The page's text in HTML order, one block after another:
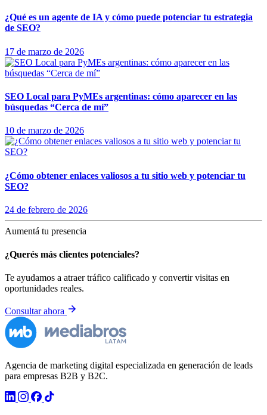
¿Qué es un agente de IA y cómo puede potenciar tu estrategia
de SEO?
17 de marzo de 2026
SEO Local para PyMEs argentinas: cómo aparecer en las
búsquedas “Cerca de mí”
10 de marzo de 2026
¿Cómo obtener enlaces valiosos a tu sitio web y potenciar tu
SEO?
24 de febrero de 2026
Aumentá tu presencia
¿Querés más clientes potenciales?
Te ayudamos a atraer tráfico calificado y convertir visitas en
oportunidades reales.
Consultar ahora
Agencia de marketing digital especializada en generación de leads
para empresas B2B y B2C.